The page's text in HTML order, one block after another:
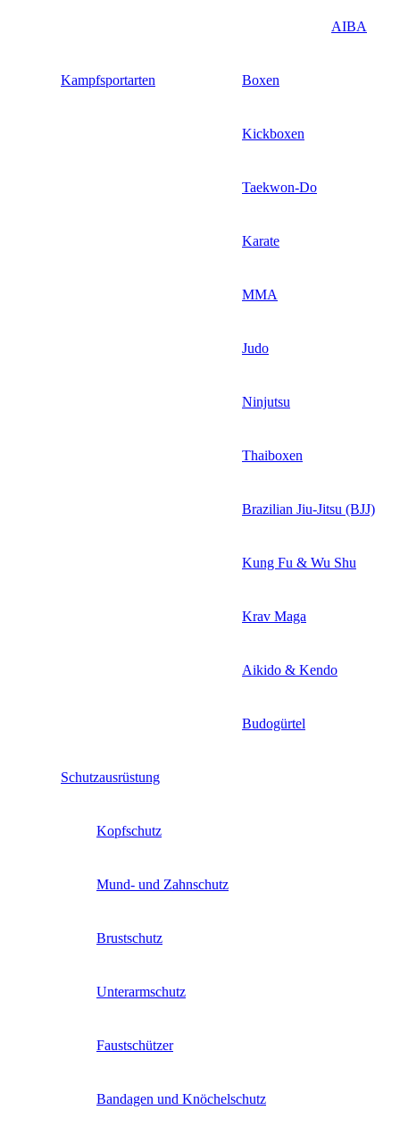
AIBA
Kampfsportarten Boxen
Kickboxen
Taekwon-Do
Karate
MMA
Judo
Ninjutsu
Thaiboxen
Brazilian Jiu-Jitsu (BJJ)
Kung Fu & Wu Shu
Krav Maga
Aikido & Kendo
Budogürtel
Schutzausrüstung
Kopfschutz
Mund- und Zahnschutz
Brustschutz
Unterarmschutz
Faustschützer
Bandagen und Knöchelschutz